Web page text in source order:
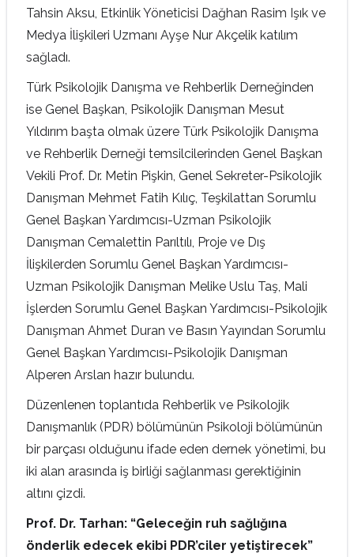
Tahsin Aksu, Etkinlik Yöneticisi Dağhan Rasim Işık ve
Medya İlişkileri Uzmanı Ayşe Nur Akçelik katılım
sağladı.
Türk Psikolojik Danışma ve Rehberlik Derneğinden
ise Genel Başkan, Psikolojik Danışman Mesut
Yıldırım başta olmak üzere Türk Psikolojik Danışma
ve Rehberlik Derneği temsilcilerinden Genel Başkan
Vekili Prof. Dr. Metin Pişkin, Genel Sekreter-Psikolojik
Danışman Mehmet Fatih Kılıç, Teşkilattan Sorumlu
Genel Başkan Yardımcısı-Uzman Psikolojik
Danışman Cemalettin Parıltılı, Proje ve Dış
İlişkilerden Sorumlu Genel Başkan Yardımcısı-
Uzman Psikolojik Danışman Melike Uslu Taş, Mali
İşlerden Sorumlu Genel Başkan Yardımcısı-Psikolojik
Danışman Ahmet Duran ve Basın Yayından Sorumlu
Genel Başkan Yardımcısı-Psikolojik Danışman
Alperen Arslan hazır bulundu.
Düzenlenen toplantıda Rehberlik ve Psikolojik
Danışmanlık (PDR) bölümünün Psikoloji bölümünün
bir parçası olduğunu ifade eden dernek yönetimi, bu
iki alan arasında iş birliği sağlanması gerektiğinin
altını çizdi.
Prof. Dr. Tarhan: “Geleceğin ruh sağlığına
önderlik edecek ekibi PDR’ciler yetiştirecek”